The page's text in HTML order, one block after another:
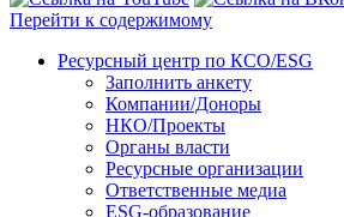
Перейти к содержимому
Ресурсный центр по КСО/ESG
Заполнить анкету
Компании/Доноры
НКО/Проекты
Органы власти
Ресурсные организации
Ответственные медиа
ESG-образование